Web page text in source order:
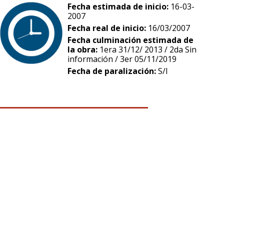
Fecha estimada de inicio: 16-03-
2007
Fecha real de inicio: 16/03/2007
Fecha culminación estimada de
la obra: 1era 31/12/ 2013 / 2da Sin
información / 3er 05/11/2019
Fecha de paralización:S/I